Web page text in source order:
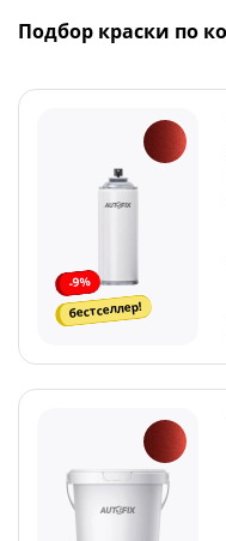
Подбор краски по
-9%
бестселлер!